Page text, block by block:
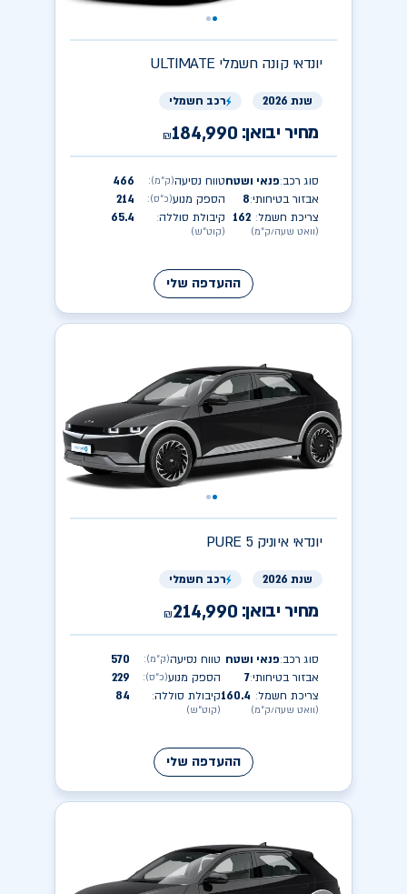
יונדאיULTIMATE קונה חשמלי
שנת 2026 רכב חשמלי
מחיר יבואן: ₪184,990
סוג רכב:פנאי ושטח
אבזור בטיחותי:
8
צריכת חשמל:
(וואט שעה/ק״מ)
162
טווח נסיעה(ק״מ):
466
הספק מנוע(כ״ס):
214
קיבולת סוללה:
(קוט״ש)
65.4
ההעדפה שלי
יונדאיPURE איוניק 5
שנת 2026 רכב חשמלי
מחיר יבואן: ₪214,990
סוג רכב:פנאי ושטח
אבזור בטיחותי:
7
צריכת חשמל:
(וואט שעה/ק״מ)
160.4
טווח נסיעה(ק״מ):
570
הספק מנוע(כ״ס):
229
קיבולת סוללה:
(קוט״ש)
84
ההעדפה שלי